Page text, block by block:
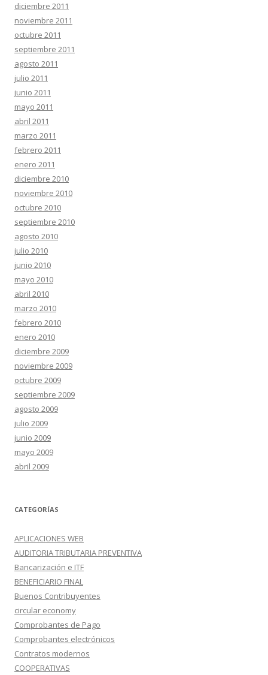
diciembre 2011
noviembre 2011
octubre 2011
septiembre 2011
agosto 2011
julio 2011
junio 2011
mayo 2011
abril 2011
marzo 2011
febrero 2011
enero 2011
diciembre 2010
noviembre 2010
octubre 2010
septiembre 2010
agosto 2010
julio 2010
junio 2010
mayo 2010
abril 2010
marzo 2010
febrero 2010
enero 2010
diciembre 2009
noviembre 2009
octubre 2009
septiembre 2009
agosto 2009
julio 2009
junio 2009
mayo 2009
abril 2009
CATEGORÍAS
APLICACIONES WEB
AUDITORIA TRIBUTARIA PREVENTIVA
Bancarización e ITF
BENEFICIARIO FINAL
Buenos Contribuyentes
circular economy
Comprobantes de Pago
Comprobantes electrónicos
Contratos modernos
COOPERATIVAS